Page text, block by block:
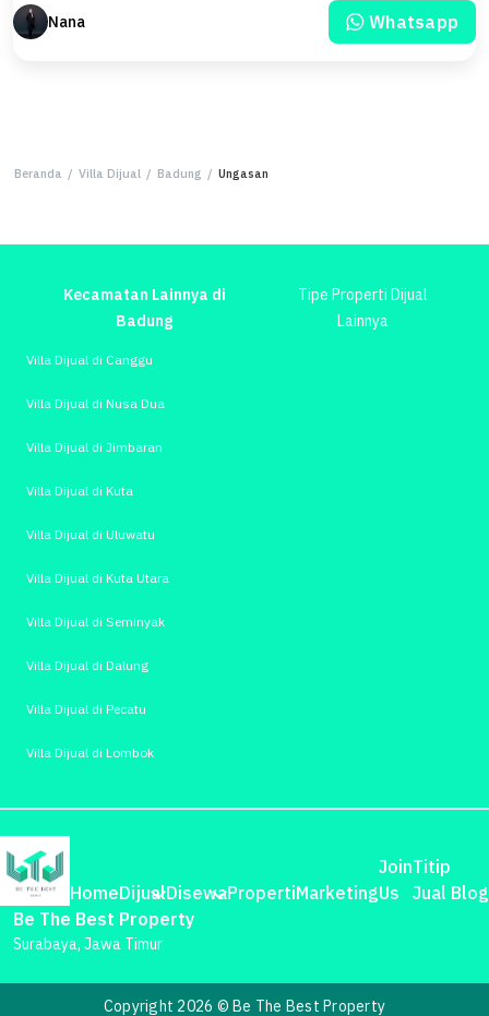
Nana Whatsapp
Beranda / Villa Dijual / Badung / Ungasan
Kecamatan Lainnya di
Badung
Tipe Properti Dijual
Lainnya
Villa Dijual di Canggu
Villa Dijual di Nusa Dua
Villa Dijual di Jimbaran
Villa Dijual di Kuta
Villa Dijual di Uluwatu
Villa Dijual di Kuta Utara
Villa Dijual di Seminyak
Villa Dijual di Dalung
Villa Dijual di Pecatu
Villa Dijual di Lombok
HomeDijualDisewaPropertiMarketing
Join
Us
Titip
Jual Blog
Be The Best Property
Surabaya, Jawa Timur
Copyright 2026 © Be The Best Property